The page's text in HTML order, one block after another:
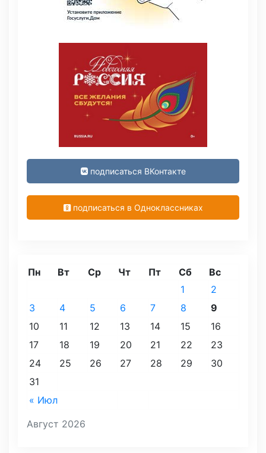
подписаться ВКонтакте
подписаться в Одноклассниках
Август 2026
Пн Вт Ср Чт Пт Сб Вс
« Июл
1
2
3
4 5 6 7 8
9
10
11 12 13 14 15
16
17
18 19 20 21 22
23
24
25 26 27 28 29
30
31